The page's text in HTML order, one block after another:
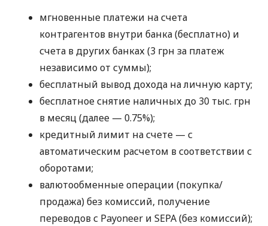
мгновенные платежи на счета
контрагентов внутри банка (бесплатно) и
счета в других банках (3 грн за платеж
независимо от суммы);
бесплатный вывод дохода на личную карту;
бесплатное снятие наличных до 30 тыс. грн
в месяц (далее — 0.75%);
кредитный лимит на счете — с
автоматическим расчетом в соответствии с
оборотами;
валютообменные операции (покупка/
продажа) без комиссий, получение
переводов с Payoneer и SEPA (без комиссий);